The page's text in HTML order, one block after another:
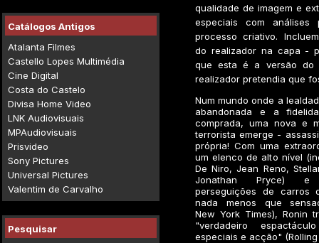
Catálogos Antigos
Atalanta Filmes
Castello Lopes Multimédia
Cine Digital
Costa do Castelo
Divisa Home Video
LNK Audiovisuais
MPAudiovisuais
Prisvideo
Sony Pictures
Universal Pictures
Valentim de Carvalho
Pesquisar
qualidade de imagem e
especiais com análises
processo criativo.
do realizador na capa -
que esta é a versão do
realizador pretendia que
Num mundo onde a
abandonada e a
comprada, uma nova e
terrorista emerge -
própria! Com uma
um elenco de alto nível
De Niro, Jean Reno,
Jonathan Pryce) e
perseguições de carros
nada menos que
New York Times), Ronin
"verdadeiro
especiais e acção" (Rolling